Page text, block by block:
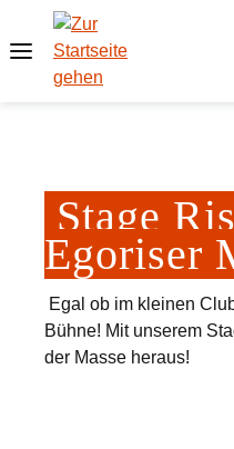
Zum Hauptinhalt springen
Stage
Egoriser
Egal ob im kleinen
Bühne! Mit unserem
der Masse heraus!